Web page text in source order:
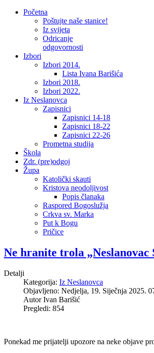
Početna
Poštujte naše stanice!
Iz svijeta
Odricanje
odgovornosti
Izbori
Izbori 2014.
Lista Ivana Barišića
Izbori 2018.
Izbori 2022.
Iz Neslanovca
Zapisnici
Zapisnici 14-18
Zapisnici 18-22
Zapisnici 22-26
Prometna studija
Škola
Zdr. (pre)odgoj
Župa
Katolički skauti
Kristova neodoljivost
Popis članaka
Raspored Bogoslužja
Crkva sv. Marka
Put k Bogu
Pričice
Ne hranite trola „Neslanovac
Detalji
Kategorija: Iz Neslanovca
Objavljeno: Nedjelja, 19. Siječnja 2025.
AutorIvan Barišić
Pregledi: 854
Ponekad me prijatelji upozore na neke objave